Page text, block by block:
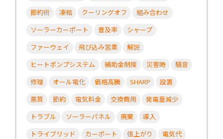
節約術
凍結 クーリングオフ
組み合わせ
ソーラーカーポート
普及率
シャープ
ファーウェイ
飛び込み営業
解説
ヒートポンプシステム
補助金制度 災害時
騒音
修理
オール電化 価格高騰 SHARP
設置
悪質
節約 電気料金 交換費用
発電量減少
トラブル
ソーラーパネル 廃棄
導入
トライブリッド
カーポート 値上がり
電気代